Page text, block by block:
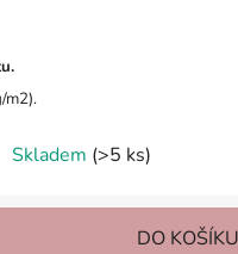
m2).
Skladem (>5 ks)
DO KOŠÍKU